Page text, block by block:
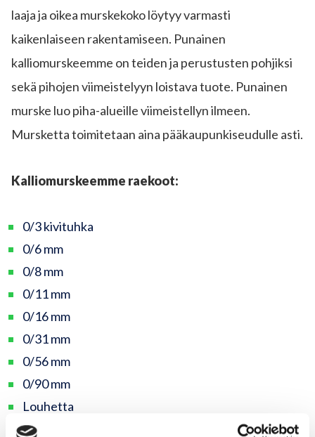
laaja ja oikea murskekoko löytyy varmasti
kaikenlaiseen rakentamiseen. Punainen
kalliomurskeemme on teiden ja perustusten pohjiksi
sekä pihojen viimeistelyyn loistava tuote. Punainen
murske luo piha-alueille viimeistellyn ilmeen.
Mursketta toimitetaan aina pääkaupunkiseudulle asti.
Kalliomurskeemme raekoot:
0/3 kivituhka
0/6 mm
0/8 mm
0/11 mm
0/16 mm
0/31 mm
0/56 mm
0/90 mm
Louhetta
3/6 hiekoitussepeli